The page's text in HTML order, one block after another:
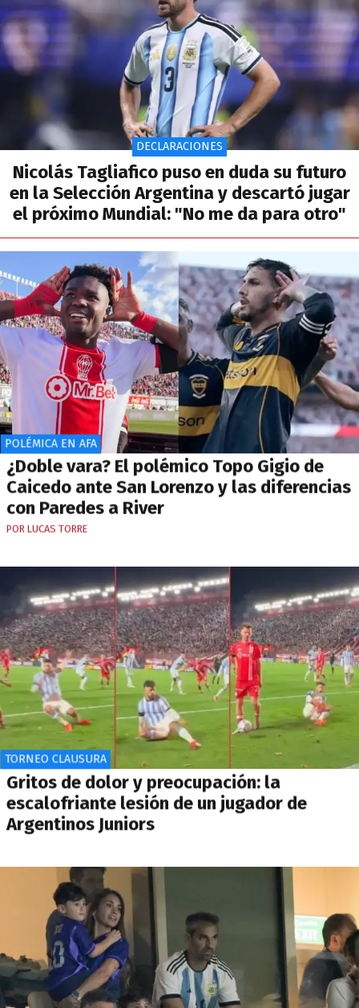
DECLARACIONES
Nicolás Tagliafico puso en duda su futuro
en la Selección Argentina y descartó jugar
el próximo Mundial: "No me da para otro"
POLÉMICA EN AFA
¿Doble vara? El polémico Topo Gigio de
Caicedo ante San Lorenzo y las diferencias
con Paredes a River
POR LUCAS TORRE
TORNEO CLAUSURA
Gritos de dolor y preocupación: la
escalofriante lesión de un jugador de
Argentinos Juniors